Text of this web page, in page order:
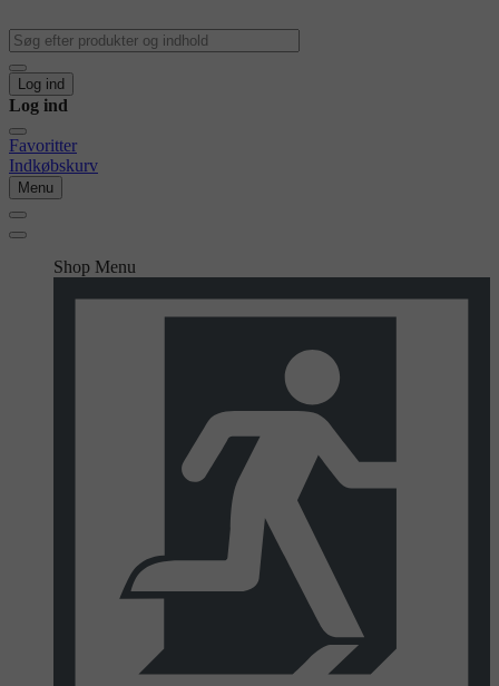
Log ind
Log ind
Favoritter
Indkøbskurv
Menu
Shop Menu